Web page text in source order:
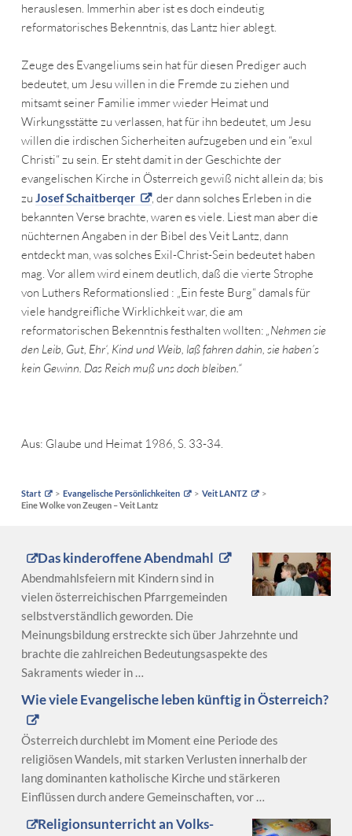
herauslesen. Immerhin aber ist es doch eindeutig
reformatorisches Bekenntnis, das Lantz hier ablegt.
Zeuge des Evangeliums sein hat für diesen Prediger auch
bedeutet, um Jesu willen in die Fremde zu ziehen und
mitsamt seiner Familie immer wieder Heimat und
Wirkungsstätte zu verlassen, hat für ihn bedeutet, um Jesu
willen die irdischen Sicherheiten aufzugeben und ein “exul
Christi“ zu sein. Er steht damit in der Geschichte der
evangelischen Kirche in Österreich gewiß nicht allein da; bis
zu Josef Schaitberqer
, der dann solches Erleben in die
bekannten Verse brachte, waren es viele. Liest man aber die
nüchternen Angaben in der Bibel des Veit Lantz, dann
entdeckt man, was solches Exil-Christ-Sein bedeutet haben
mag. Vor allem wird einem deutlich, daß die vierte Strophe
von Luthers Reformationslied : „Ein feste Burg“ damals für
viele handgreifliche Wirklichkeit war, die am
reformatorischen Bekenntnis festhalten wollten: „Nehmen sie
den Leib, Gut, Ehr‘, Kind und Weib, laß fahren dahin, sie haben’s
kein Gewinn. Das Reich muß uns doch bleiben.“
Aus: Glaube und Heimat 1986, S. 33-34.
Start Evangelische Persönlichkeiten
Veit LANTZ
Eine Wolke von Zeugen – Veit Lantz
Das kinderoffene Abendmahl
Abendmahlsfeiern mit Kindern sind in
vielen österreichischen Pfarrgemeinden
selbstverständlich geworden. Die
Meinungsbildung erstreckte sich über Jahrzehnte und
brachte die zahlreichen Bedeutungsaspekte des
Sakraments wieder in …
Wie viele Evangelische leben künftig in Österreich?
Österreich durchlebt im Moment eine Periode des
religiösen Wandels, mit starken Verlusten innerhalb der
lang dominanten katholische Kirche und stärkeren
Einflüssen durch andere Gemeinschaften, vor …
Religionsunterricht an Volks-